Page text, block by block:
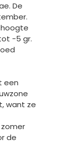
De
hoogte
-5 gr.
een
want ze
de